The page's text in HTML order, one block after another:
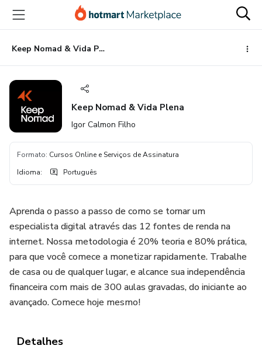
para
conteúdo
principal
para
pagamento
para
rodapé
Keep Nomad & Vida Plena
Keep Nomad & Vida Plena
Igor Calmon Filho
Formato: Cursos Online e Serviços de Assinatura
Idioma: Português
Aprenda o passo a passo de como se tornar um
especialista digital através das 12 fontes de renda na
internet. Nossa metodologia é 20% teoria e 80% prática,
para que você comece a monetizar rapidamente. Trabalhe
de casa ou de qualquer lugar, e alcance sua independência
financeira com mais de 300 aulas gravadas, do iniciante ao
avançado. Comece hoje mesmo!
Detalhes